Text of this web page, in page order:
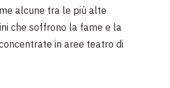
alcune tra le più alte
che soffrono la fame e la
in aree teatro di